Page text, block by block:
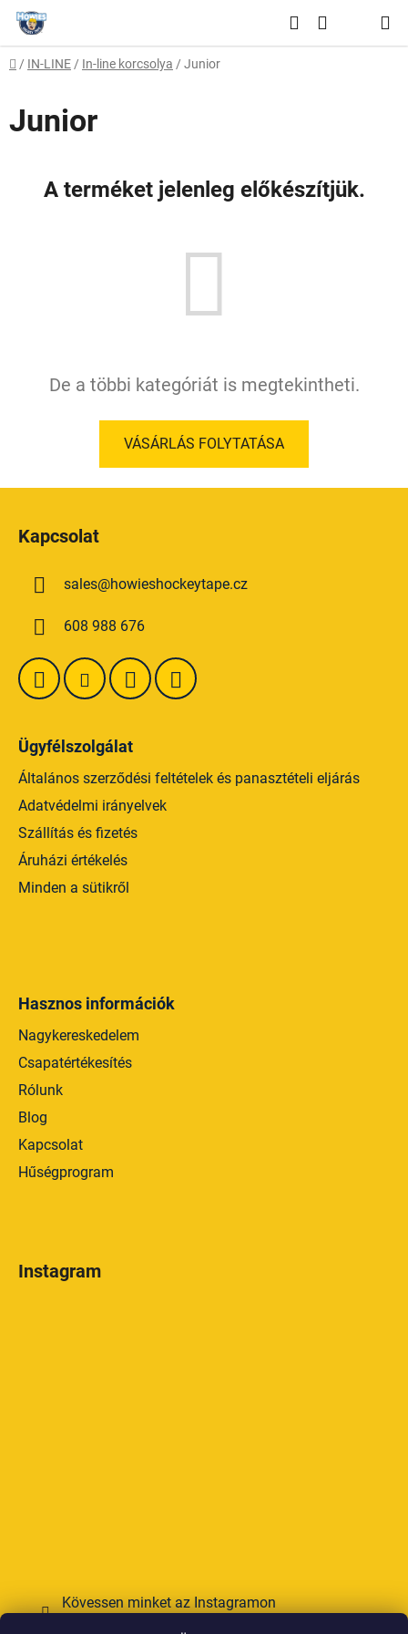
Ugrás
fő
tartalomhoz
Keresés
Kezdőlap
/ IN-LINE / In-line korcsolya / Junior
Junior
A terméket jelenleg előkészítjük.
De a többi kategóriát is megtekintheti.
VÁSÁRLÁS FOLYTATÁSA
Kapcsolat
sales@howieshockeytape.cz
608 988 676
Ügyfélszolgálat
Általános szerződési feltételek és panasztételi eljárás
Adatvédelmi irányelvek
Szállítás és fizetés
Áruházi értékelés
Minden a sütikről
Hasznos információk
Nagykereskedelem
Csapatértékesítés
Rólunk
Blog
Kapcsolat
Hűségprogram
Instagram
Kövessen minket az Instagramon